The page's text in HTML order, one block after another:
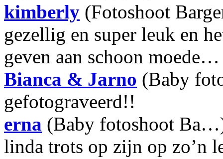
kimberly (Fotoshoot
gezellig en super leuk en
geven aan schoon moede…
Bianca & Jarno (Baby
gefotograveerd!!
erna (Baby fotoshoot
linda trots op zijn op zo’n